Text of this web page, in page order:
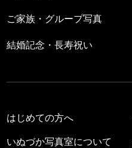
ご家族・グループ写真
結婚記念・長寿祝い
はじめての方へ
いぬづか写真室について